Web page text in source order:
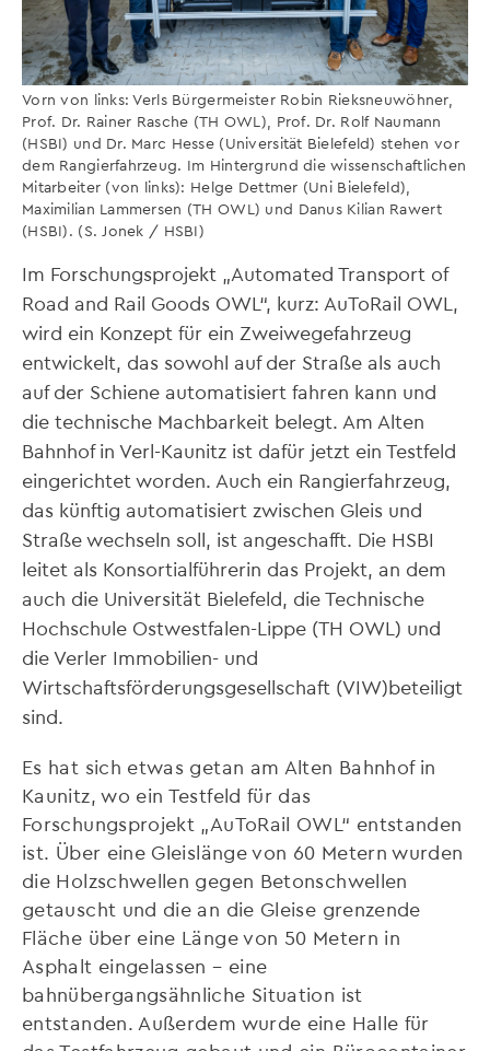
Vorn von links: Verls Bürgermeister Robin Rieksneuwöhner,
Prof. Dr. Rainer Rasche (TH OWL), Prof. Dr. Rolf Naumann
(HSBI) und Dr. Marc Hesse (Universität Bielefeld) stehen vor
dem Rangierfahrzeug. Im Hintergrund die wissenschaftlichen
Mitarbeiter (von links): Helge Dettmer (Uni Bielefeld),
Maximilian Lammersen (TH OWL) und Danus Kilian Rawert
(HSBI). (S. Jonek / HSBI)
Im Forschungsprojekt „Automated Transport of
Road and Rail Goods OWL“, kurz: AuToRail OWL,
wird ein Konzept für ein Zweiwegefahrzeug
entwickelt, das sowohl auf der Straße als auch
auf der Schiene automatisiert fahren kann und
die technische Machbarkeit belegt. Am Alten
Bahnhof in Verl-Kaunitz ist dafür jetzt ein Testfeld
eingerichtet worden. Auch ein Rangierfahrzeug,
das künftig automatisiert zwischen Gleis und
Straße wechseln soll, ist angeschafft. Die HSBI
leitet als Konsortialführerin das Projekt, an dem
auch die Universität Bielefeld, die Technische
Hochschule Ostwestfalen-Lippe (TH OWL) und
die Verler Immobilien- und
Wirtschaftsförderungsgesellschaft (VIW)beteiligt
sind.
Es hat sich etwas getan am Alten Bahnhof in
Kaunitz, wo ein Testfeld für das
Forschungsprojekt „AuToRail OWL“ entstanden
ist. Über eine Gleislänge von 60 Metern wurden
die Holzschwellen gegen Betonschwellen
getauscht und die an die Gleise grenzende
Fläche über eine Länge von 50 Metern in
Asphalt eingelassen – eine
bahnübergangsähnliche Situation ist
entstanden. Außerdem wurde eine Halle für